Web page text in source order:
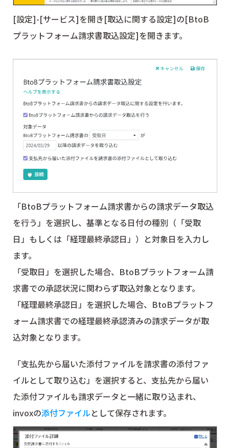
[設定]-[サービス]を開き[取込に関する設定]の[BtoB
プラットフォーム請求書取込設定]を開きます。
「BtoBプラットフォーム請求書からの請求データ取込
を行う」を選択し、基準となる日付の種別（「受取
日」もしくは「経理最終承認日」）と対象日を入力し
ます。
「受取日」を選択した場合、BtoBプラットフォーム請
求書での承認状況に関わらず取込対象となります。
「経理最終承認日」を選択した場合、BtoBプラットフ
ォーム請求書での経理最終承認済みの請求データが取
込対象となります。
「支払先から届いた添付ファイルを請求書の添付ファ
イルとして取り込む」を選択すると、支払先から届い
た添付ファイルも請求データと一緒に取り込まれ、
invoxの添付ファイルとして保存されます。